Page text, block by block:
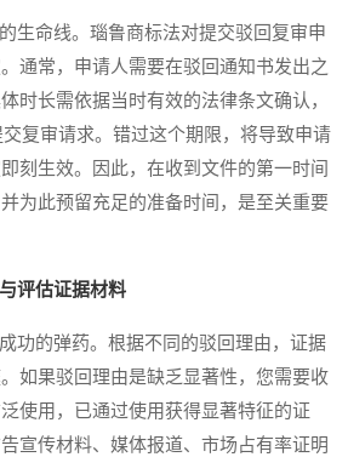
命线。瑙鲁商标法对提交驳回复审申
通常，申请人需要在驳回通知书发出之
时长需依据当时有效的法律条文确认，
复审请求。错过这个期限，将导致申请
刻生效。因此，在收到文件的第一时间
为此预留充足的准备时间，是至关重要
评估证据材料
的弹药。根据不同的驳回理由，证据
如果驳回理由是缺乏显著性，您需要收
使用，已通过使用获得显著特征的证
宣传材料、媒体报道、市场占有率证明